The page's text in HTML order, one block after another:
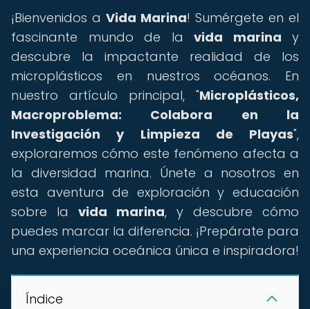
¡Bienvenidos a Vida Marina! Sumérgete en el
fascinante mundo de la vida marina y
descubre la impactante realidad de los
microplásticos en nuestros océanos. En
nuestro artículo principal, "Microplásticos,
Macroproblema: Colabora en la
Investigación y Limpieza de Playas",
exploraremos cómo este fenómeno afecta a
la diversidad marina. Únete a nosotros en
esta aventura de exploración y educación
sobre la vida marina, y descubre cómo
puedes marcar la diferencia. ¡Prepárate para
una experiencia oceánica única e inspiradora!
Índice